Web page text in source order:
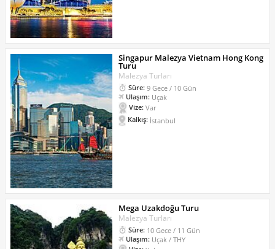
Singapur Malezya Vietnam Hong Kong
Turu
Malezya Turları
Süre: 9 Gece / 10 Gün
Ulaşım: Uçak
Vize: Var
Kalkış: İstanbul
Mega Uzakdoğu Turu
Malezya Turları
Süre: 10 Gece / 11 Gün
Ulaşım: Uçak / THY